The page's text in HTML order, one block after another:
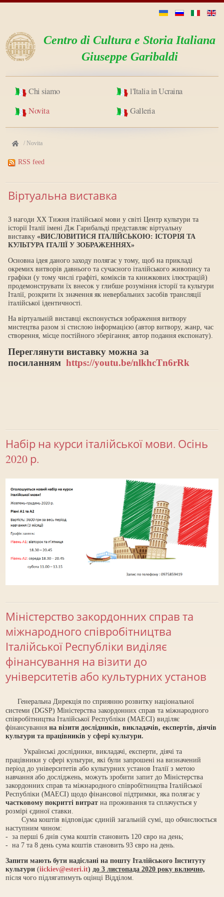
Centro di Cultura e Storia Italiana
Giuseppe Garibaldi
Chi siamo
l'Italia in Ucraina
Novita
Galleria
/ Novita
RSS feed
Віртуальна виставка
З нагоди ХХ Тижня італійської мови у світі Центр культури та
історії Італії імені Дж Гарибальді представляє віртуальну
виставку«ВИСЛОВИТИСЯ ІТАЛІЙСЬКОЮ:ІСТОРІЯ ТА
КУЛЬТУРА ІТАЛІЇ У ЗОБРАЖЕННЯХ»
Основна ідея даного заходу полягає у тому, щоб на прикладі
окремих витворів давнього та сучасного італійського живопису та
графіки (у тому числі графіті, коміксів та книжкових ілюстрацій)
продемонструвати їх внесок у глибше розуміння історії та культури
Італії, розкрити їх значення як невербальних засобів трансляції
італійської ідентичності.
На віртуальній виставці експонується зображення витвору
мистецтва разом зі стислою інформацією (автор витвору, жанр, час
створення, місце постійного зберігання; автор подання експонату).
Переглянути виставку можна за
посиланнямhttps://youtu.be/nlkhcTn6rRk
Набір на курси італійської мови. Осінь
2020 р.
Міністерство закордонних справ та
міжнародного співробітництва
Італійської Республіки виділяє
фінансування на візити до
університетів або культурних установ
Генеральна Дирекція по сприянню розвитку національної
системи (DGSP) Міністерства закордонних справ та міжнародного
співробітництва Італійської Республіки (MAECI) виділяє
фінансування на візити дослідників, викладачів, експертів, діячів
культури та працівників у сфері культури.
Українські дослідники, викладачі, експерти, діячі та
працівники у сфері культури, які були запрошені на визначений
період до університетів або культурних установ Італії з метою
навчання або досліджень, можуть зробити запит до Міністерства
закордонних справ та міжнародного співробітництва Італійської
Республіки (MAECI) щодо фінансової підтримки, яка полягає у
частковому покритті витрат на проживання та сплачується у
розмірі єдиної ставки.
Сума коштів відповідає єдиній загальній сумі, що обчислюється
наступним чином:
- за перші 6 днів сума коштів становить 120 євро на день;
- на 7 та 8 день сума коштів становить 93 євро на день.
Запити мають бути надіслані на пошту Італійського Інституту
культури(iickiev@esteri.it) до 3 листопада 2020 року включно,
після чого підлягатимуть оцінці Відділом.